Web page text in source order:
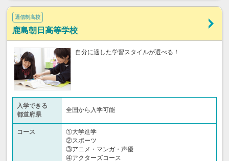
通信制高校
鹿島朝日高等学校
自分に適した学習スタイルが選べる！
入学できる
都道府県
全国から入学可能
コース
①大学進学
②スポーツ
③アニメ・マンガ・声優
④アクターズコース